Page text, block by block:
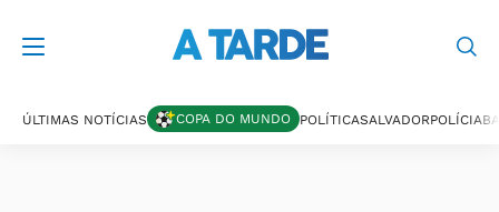
ÚLTIMAS NOTÍCIAS COPA DO MUNDO POLÍTICASALVADORPOLÍCIA